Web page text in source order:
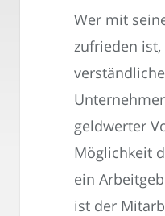
Wer mit
zufrieden
geldwerter
Möglichkeit
ein
ist der